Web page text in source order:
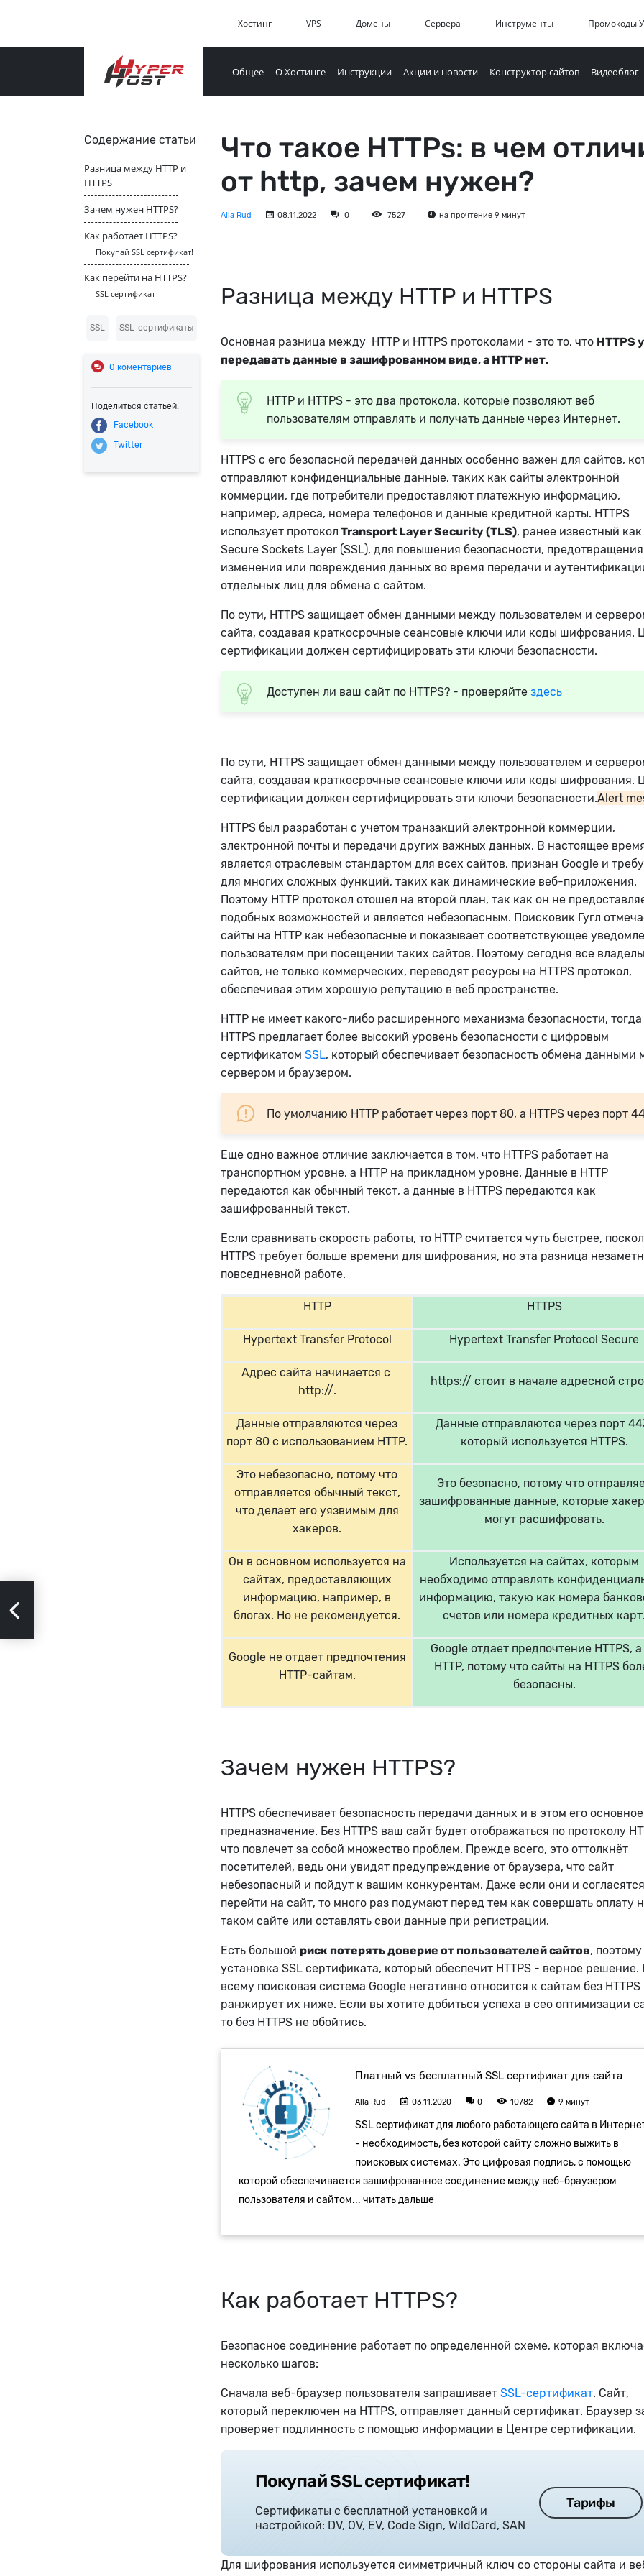
Хостинг VPS Домены Сервера Инструменты Промокоды
Общее О Хостинге Инструкции Акции и новости Конструктор сайтов Видеоблог
Содержание статьи
Разница между HTTP и
HTTPS
Зачем нужен HTTPS?
Как работает HTTPS?
Покупай SSL сертификат!
Как перейти на HTTPS?
SSL сертификат
SSL SSL-сертификаты
0 коментариев
Поделиться статьей:
Facebook
Twitter
Что такое HTTPs: в чем
от http, зачем нужен?
Alla Rud 08.11.2022 0 7527 на прочтение 9 минут
Разница между HTTP и HTTPS
Основная разница между HTTP и HTTPS протоколами - это то, что HTTPS
передавать данные в зашифрованном виде, а HTTP нет.
HTTP и HTTPS - это два протокола, которые позволяют веб
пользователям отправлять и получать данные через Интернет.
HTTPS с его безопасной передачей данных особенно важен для сайтов,
отправляют конфиденциальные данные, таких как сайты электронной
коммерции, где потребители предоставляют платежную информацию,
например, адреса, номера телефонов и данные кредитной карты. HTTPS
использует протокол Transport Layer Security (TLS), ранее известный как
Secure Sockets Layer (SSL), для повышения безопасности, предотвращения
изменения или повреждения данных во время передачи и
отдельных лиц для обмена с сайтом.
По сути, HTTPS защищает обмен данными между пользователем и
сайта, создавая краткосрочные сеансовые ключи или коды шифрования.
сертификации должен сертифицировать эти ключи безопасности.
Доступен ли ваш сайт по HTTPS? - проверяйте здесь
По сути, HTTPS защищает обмен данными между пользователем и
сайта, создавая краткосрочные сеансовые ключи или коды шифрования.
сертификации должен сертифицировать эти ключи безопасности.Alert
HTTPS был разработан с учетом транзакций электронной коммерции,
электронной почты и передачи других важных данных. В настоящее
является отраслевым стандартом для всех сайтов, признан Google и
для многих сложных функций, таких как динамические веб-приложения.
Поэтому HTTP протокол отошел на второй план, так как он не
подобных возможностей и является небезопасным. Поисковик Гугл
сайты на HTTP как небезопасные и показывает соответствующее
пользователям при посещении таких сайтов. Поэтому сегодня все
сайтов, не только коммерческих, переводят ресурсы на HTTPS протокол,
обеспечивая этим хорошую репутацию в веб пространстве.
HTTP не имеет какого-либо расширенного механизма безопасности, тогда
HTTPS предлагает более высокий уровень безопасности с цифровым
сертификатом SSL, который обеспечивает безопасность обмена данными
сервером и браузером.
По умолчанию HTTP работает через порт 80, а HTTPS через порт
Еще одно важное отличие заключается в том, что HTTPS работает на
транспортном уровне, а HTTP на прикладном уровне. Данные в HTTP
передаются как обычный текст, а данные в HTTPS передаются как
зашифрованный текст.
Если сравнивать скорость работы, то HTTP считается чуть быстрее,
HTTPS требует больше времени для шифрования, но эта разница
повседневной работе.
HTTP HTTPS
Hypertext Transfer Protocol Hypertext Transfer Protocol Secure
Адрес сайта начинается с
http://.
https:// стоит в начале адресной
Данные отправляются через
порт 80 с использованием HTTP.
Данные отправляются через порт
который используется HTTPS.
Это небезопасно, потому что
отправляется обычный текст,
что делает его уязвимым для
хакеров.
Это безопасно, потому что
зашифрованные данные, которые
могут расшифровать.
Он в основном используется на
сайтах, предоставляющих
информацию, например, в
блогах. Но не рекомендуется.
Используется на сайтах, которым
необходимо отправлять
информацию, такую как номера
счетов или номера кредитных карт.
Google не отдает предпочтения
HTTP-сайтам.
Google отдает предпочтение HTTPS,
HTTP, потому что сайты на HTTPS
безопасны.
Зачем нужен HTTPS?
HTTPS обеспечивает безопасность передачи данных и в этом его основное
предназначение. Без HTTPS ваш сайт будет отображаться по протоколу
что повлечет за собой множество проблем. Прежде всего, это оттолкнёт
посетителей, ведь они увидят предупреждение от браузера, что сайт
небезопасный и пойдут к вашим конкурентам. Даже если они и согласятся
перейти на сайт, то много раз подумают перед тем как совершать оплату
таком сайте или оставлять свои данные при регистрации.
Есть большой риск потерять доверие от пользователей сайтов, поэтому
установка SSL сертификата, который обеспечит HTTPS - верное решение.
всему поисковая система Google негативно относится к сайтам без HTTPS
ранжирует их ниже. Если вы хотите добиться успеха в сео оптимизации
то без HTTPS не обойтись.
Как работает HTTPS?
Безопасное соединение работает по определенной схеме, которая
несколько шагов:
Сначала веб-браузер пользователя запрашивает SSL-сертификат. Сайт,
который переключен на HTTPS, отправляет данный сертификат. Браузер
проверяет подлинность с помощью информации в Центре сертификации.
Покупай SSL сертификат!
Сертификаты с бесплатной установкой и
настройкой: DV, OV, EV, Code Sign, WildCard, SAN
Тарифы
Для шифрования используется симметричный ключ со стороны сайта и